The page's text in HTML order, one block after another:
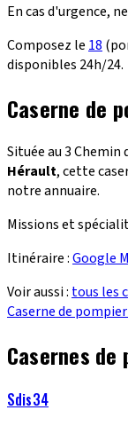
En cas d'urgence,
Composez le 18
disponibles 24h/24.
Caserne de
Située au 3
Hérault, cette
notre annuaire.
Missions et
Itinéraire :Google
Voir aussi : tous les
Caserne de
Casernes
Sdis34